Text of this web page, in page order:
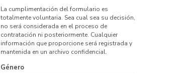
La cumplimentación del formulario es
totalmente voluntaria. Sea cual sea su decisión,
no será considerada en el proceso de
contratación ni posteriormente. Cualquier
información que proporcione será registrada y
mantenida en un archivo confidencial.
Género